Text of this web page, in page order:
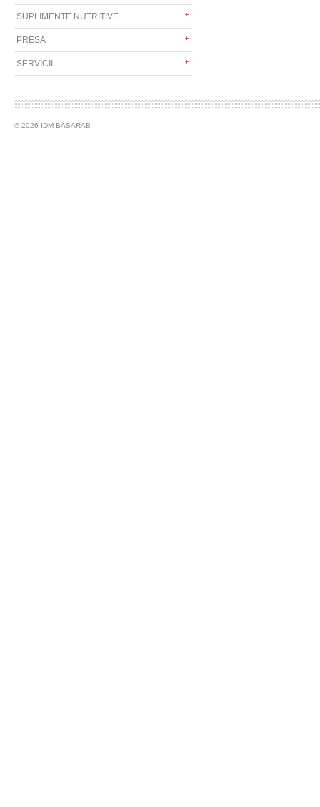
SUPLIMENTE NUTRITIVE
PRESA
SERVICII
© 2026 IDM BASARAB